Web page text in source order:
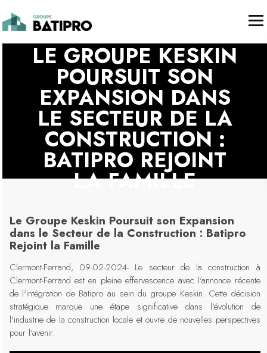
Communiqué de presse
LE GROUPE KESKIN
POURSUIT SON
EXPANSION DANS
LE SECTEUR DE LA
CONSTRUCTION :
BATIPRO REJOINT
LA FAMILLE
08-FEB-2024
Le Groupe Keskin Poursuit son Expansion
dans le Secteur de la Construction : Batipro
Rejoint la Famille
Clermont-Ferrand, 09-02-2024- Le secteur de la construction à
Clermont-Ferrand est en pleine effervescence avec l'annonce récente
de l'intégration de Batipro au sein du groupe Keskin. Cette décision
stratégique marque une étape significative dans l'évolution de
l'industrie de la construction locale et ouvre de nouvelles perspectives
pour l'avenir.